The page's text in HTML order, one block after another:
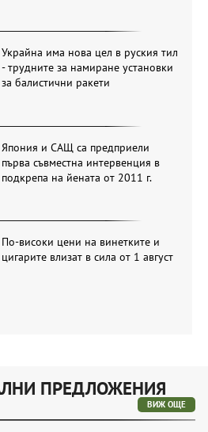
Украйна има нова цел в руския тил
- трудните за намиране установки
за балистични ракети
Япония и САЩ са предприели
първа съвместна интервенция в
подкрепа на йената от 2011 г.
По-високи цени на винетките и
цигарите влизат в сила от 1 август
ПРЕДЛОЖЕНИЯ
ВИЖ ОЩЕ